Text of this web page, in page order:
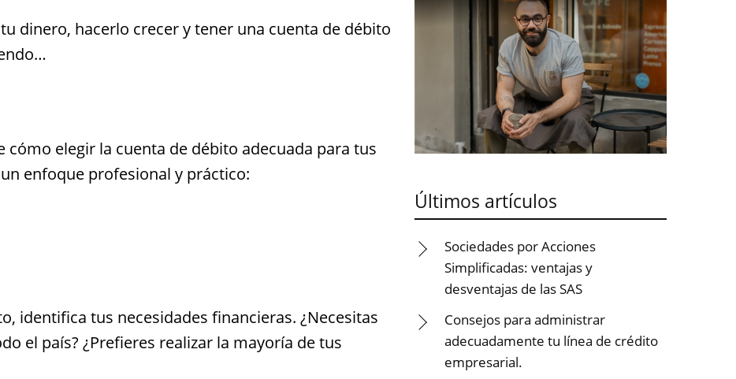
dinero, hacerlo crecer y tener una cuenta de débito
elegir la cuenta de débito adecuada para tus
enfoque profesional y práctico:
identifica tus necesidades financieras. ¿Necesitas
el país? ¿Prefieres realizar la mayoría de tus
Últimos artículos
Sociedades por Acciones
Simplificadas: ventajas y
desventajas de las SAS
Consejos para administrar
adecuadamente tu línea de crédito
empresarial.